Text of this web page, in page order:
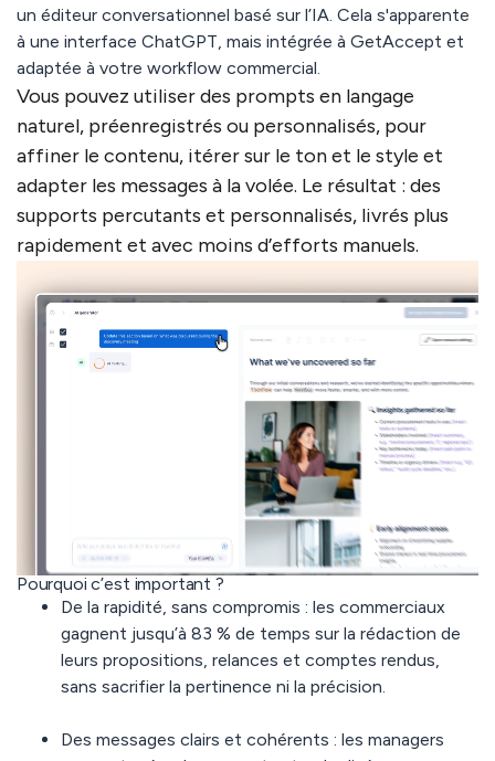
un éditeur conversationnel basé sur l’IA . Cela s'apparente
à une interface ChatGPT, mais intégrée à GetAccept et
adaptée à votre workflow commercial.
Vous pouvez utiliser des prompts en langage
naturel, préenregistrés ou personnalisés, pour
affiner le contenu, itérer sur le ton et le style et
adapter les messages à la volée. Le résultat : des
supports percutants et personnalisés, livrés plus
rapidement et avec moins d’efforts manuels.
Pourquoi c’est important ?
De la rapidité, sans compromis : les commerciaux
gagnent jusqu’à 83 % de temps sur la rédaction de
leurs propositions, relances et comptes rendus,
sans sacrifier la pertinence ni la précision.
Des messages clairs et cohérents : les managers